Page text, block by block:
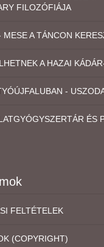
FILOZÓFIÁJA
A TÁNCON
A HAZAI
-
ÉS
FELTÉTELEK
(COPYRIGHT)